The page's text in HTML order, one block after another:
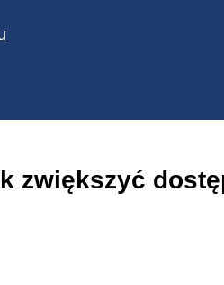
zwiększyć